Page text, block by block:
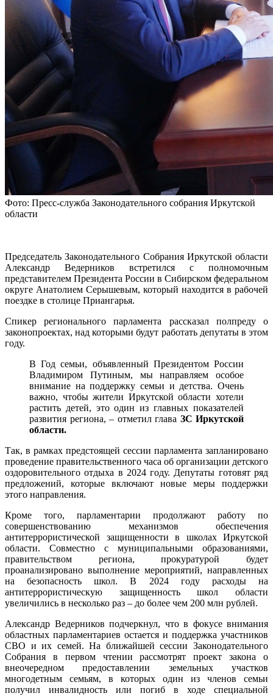
Фото: Пресс-служба Законодательного собрания Иркутской
области
Председатель Законодательного Собрания Иркутской области
Александр Ведерников встретился с полномочным
представителем Президента России в Сибирском федеральном
округе Анатолием Серышевым, который находится в рабочей
поездке в столице Приангарья.
Спикер регионального парламента рассказал полпреду о
законопроектах, над которыми будут работать депутаты в этом
году.
В Год семьи, объявленный Президентом России
Владимиром Путиным, мы направляем особое
внимание на поддержку семьи и детства. Очень
важно, чтобы жители Иркутской области хотели
растить детей, это один из главных показателей
развития региона, – отметил глава ЗС Иркутской
области.
Так, в рамках предстоящей сессии парламента запланировано
проведение правительственного часа об организации детского
оздоровительного отдыха в 2024 году. Депутаты готовят ряд
предложений, которые включают новые меры поддержки
этого направления.
Кроме того, парламентарии продолжают работу по
совершенствованию механизмов обеспечения
антитеррористической защищенности в школах Иркутской
области. Совместно с муниципальными образованиями,
правительством региона, прокуратурой будет
проанализировано выполнение мероприятий, направленных
на безопасность школ. В 2024 году расходы на
антитеррористическую защищенность школ области
увеличились в несколько раз – до более чем 200 млн рублей.
Александр Ведерников подчеркнул, что в фокусе внимания
областных парламентариев остается и поддержка участников
СВО и их семей. На ближайшей сессии Законодательного
Собрания в первом чтении рассмотрят проект закона о
внеочередном предоставлении земельных участков
многодетным семьям, в которых один из членов семьи
получил инвалидность или погиб в ходе специальной